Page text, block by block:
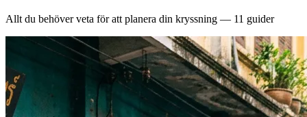
Allt du behöver veta för att planera din kryssning — 11 guider